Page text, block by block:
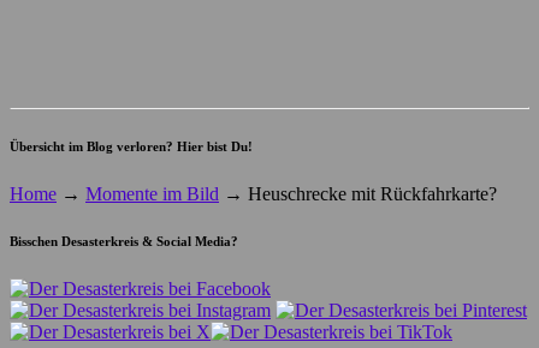
Übersicht im Blog verloren? Hier bist Du!
Home → Momente im Bild → Heuschrecke mit Rückfahrkarte?
Bisschen Desasterkreis & Social Media?